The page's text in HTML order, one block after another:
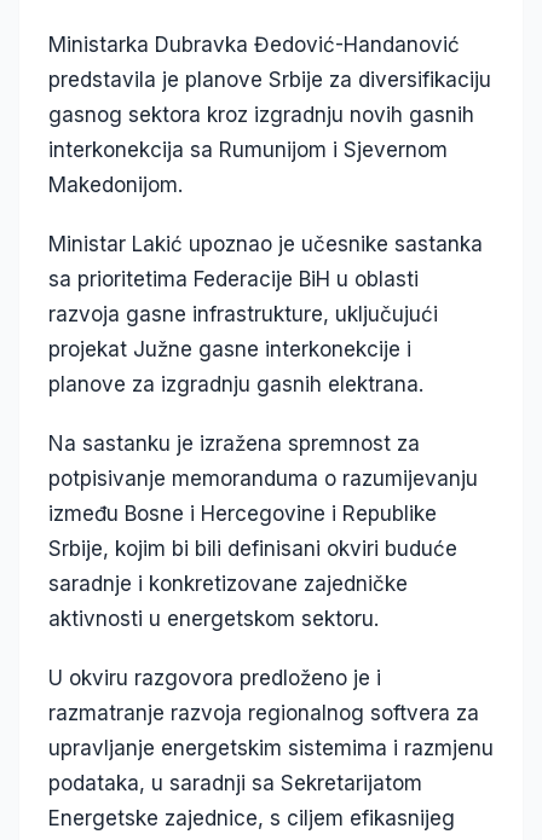
Ministarka Dubravka Đedović-Handanović
predstavila je planove Srbije za diversifikaciju
gasnog sektora kroz izgradnju novih gasnih
interkonekcija sa Rumunijom i Sjevernom
Makedonijom.
Ministar Lakić upoznao je učesnike sastanka
sa prioritetima Federacije BiH u oblasti
razvoja gasne infrastrukture, uključujući
projekat Južne gasne interkonekcije i
planove za izgradnju gasnih elektrana.
Na sastanku je izražena spremnost za
potpisivanje memoranduma o razumijevanju
između Bosne i Hercegovine i Republike
Srbije, kojim bi bili definisani okviri buduće
saradnje i konkretizovane zajedničke
aktivnosti u energetskom sektoru.
U okviru razgovora predloženo je i
razmatranje razvoja regionalnog softvera za
upravljanje energetskim sistemima i razmjenu
podataka, u saradnji sa Sekretarijatom
Energetske zajednice, s ciljem efikasnijeg